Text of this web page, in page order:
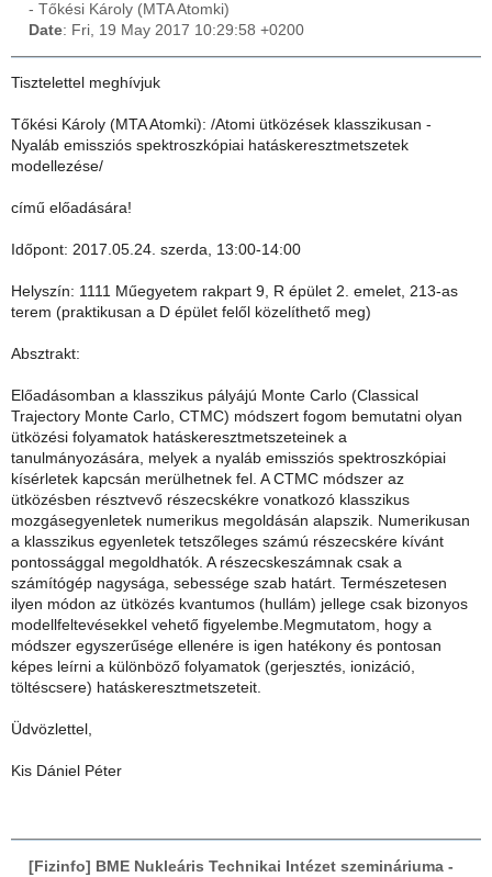
- Tőkési Károly (MTA Atomki)
Date: Fri, 19 May 2017 10:29:58 +0200
Tisztelettel meghívjuk
Tőkési Károly (MTA Atomki): /Atomi ütközések klasszikusan -
Nyaláb emissziós spektroszkópiai hatáskeresztmetszetek
modellezése/
című előadására!
Időpont: 2017.05.24. szerda, 13:00-14:00
Helyszín: 1111 Műegyetem rakpart 9, R épület 2. emelet, 213-as
terem (praktikusan a D épület felől közelíthető meg)
Absztrakt:
Előadásomban a klasszikus pályájú Monte Carlo (Classical
Trajectory Monte Carlo, CTMC) módszert fogom bemutatni olyan
ütközési folyamatok hatáskeresztmetszeteinek a
tanulmányozására, melyek a nyaláb emissziós spektroszkópiai
kísérletek kapcsán merülhetnek fel. A CTMC módszer az
ütközésben résztvevő részecskékre vonatkozó klasszikus
mozgásegyenletek numerikus megoldásán alapszik. Numerikusan
a klasszikus egyenletek tetszőleges számú részecskére kívánt
pontossággal megoldhatók. A részecskeszámnak csak a
számítógép nagysága, sebessége szab határt. Természetesen
ilyen módon az ütközés kvantumos (hullám) jellege csak bizonyos
modellfeltevésekkel vehető figyelembe.Megmutatom, hogy a
módszer egyszerűsége ellenére is igen hatékony és pontosan
képes leírni a különböző folyamatok (gerjesztés, ionizáció,
töltéscsere) hatáskeresztmetszeteit.
Üdvözlettel,
Kis Dániel Péter
[Fizinfo] BME Nukleáris Technikai Intézet szemináriuma -